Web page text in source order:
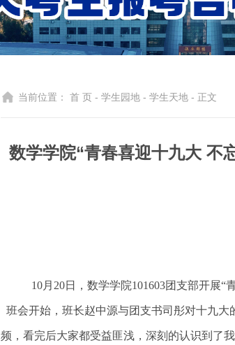
当前位置： 首 页 - 学生园地 - 学生天地 - 正文
数学学院“青春喜迎十九大
10月20日，数学学院101603团支部开展“
班会开始，班长赵中源与团支书司彤对十九大
频，看完后大家都受益匪浅，深刻的认识到了